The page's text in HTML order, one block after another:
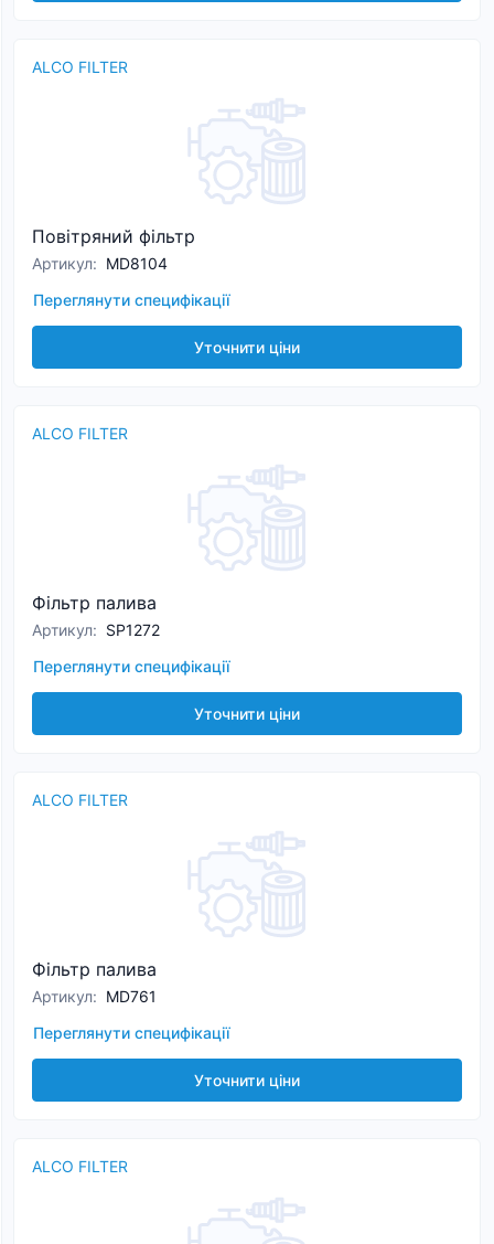
ALCO FILTER
Повітряний фільтр
Артикул: MD8104
Переглянути специфікації
Уточнити ціни
ALCO FILTER
Фільтр палива
Артикул: SP1272
Переглянути специфікації
Уточнити ціни
ALCO FILTER
Фільтр палива
Артикул: MD761
Переглянути специфікації
Уточнити ціни
ALCO FILTER